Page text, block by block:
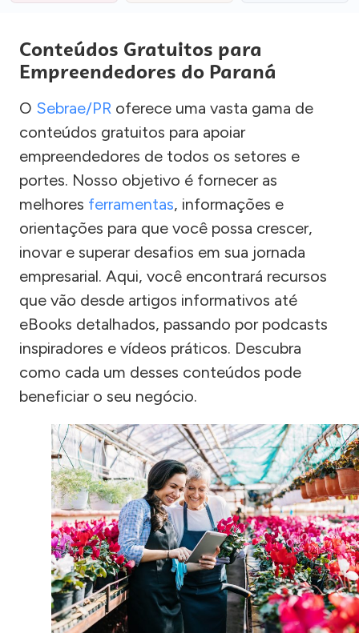
Conteúdos Gratuitos para
Empreendedores do Paraná
O Sebrae/PR oferece uma vasta gama de
conteúdos gratuitos para apoiar
empreendedores de todos os setores e
portes. Nosso objetivo é fornecer as
melhores ferramentas, informações e
orientações para que você possa crescer,
inovar e superar desafios em sua jornada
empresarial. Aqui, você encontrará recursos
que vão desde artigos informativos até
eBooks detalhados, passando por podcasts
inspiradores e vídeos práticos. Descubra
como cada um desses conteúdos pode
beneficiar o seu negócio.